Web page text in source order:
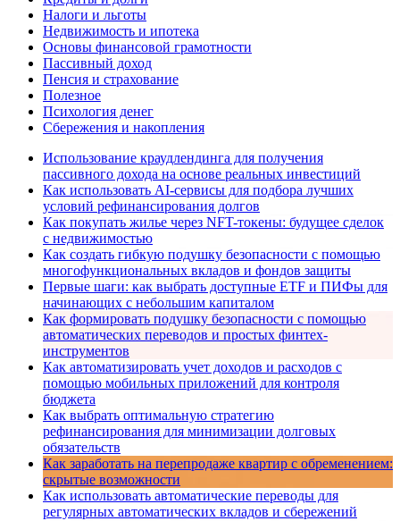
Налоги и льготы
Недвижимость и ипотека
Основы финансовой грамотности
Пассивный доход
Пенсия и страхование
Полезное
Психология денег
Сбережения и накопления
Использование краудлендинга для получения
пассивного дохода на основе реальных инвестиций
Как использовать AI-сервисы для подбора лучших
условий рефинансирования долгов
Как покупать жилье через NFT-токены: будущее сделок
с недвижимостью
Как создать гибкую подушку безопасности с помощью
многофункциональных вкладов и фондов защиты
Первые шаги: как выбрать доступные ETF и ПИФы для
начинающих с небольшим капиталом
Как формировать подушку безопасности с помощью
автоматических переводов и простых финтех-
инструментов
Как автоматизировать учет доходов и расходов с
помощью мобильных приложений для контроля
бюджета
Как выбрать оптимальную стратегию
рефинансирования для минимизации долговых
обязательств
Как заработать на перепродаже квартир с обременением:
скрытые возможности
Как использовать автоматические переводы для
регулярных автоматических вкладов и сбережений